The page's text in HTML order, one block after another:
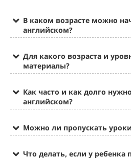
В каком возрасте можно
английском?
Для какого возраста и
материалы?
Как часто и как долго
английском?
Можно ли пропускать
Что делать, если у ребенка